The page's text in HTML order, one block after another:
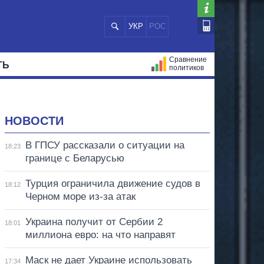
УКР РОС
Сравнение
политиков
НОВОСТИ
18:23
В ГПСУ рассказали о ситуации на
границе с Беларусью
18:12
Турция ограничила движение судов в
Черном море из-за атак
18:01
Украина получит от Сербии 2
миллиона евро: на что направят
17:34
Маск не дает Украине использовать